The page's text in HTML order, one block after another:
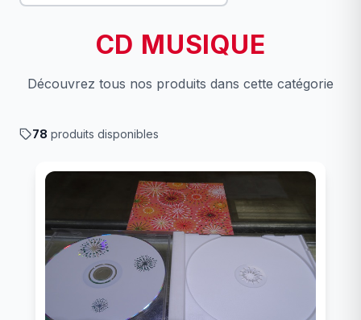
CD MUSIQUE
Découvrez tous nos produits dans cette catégorie
78 produits disponibles